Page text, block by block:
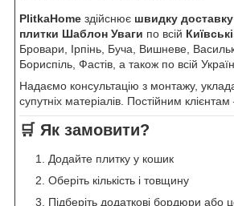
PlitkaHome здійснює швидку доставку
плитки Шаблон Уваги по всій
Бровари, Ірпінь, Буча, Вишневе,
Бориспіль, Фастів, а також по всій
Надаємо консультацію з монтажу,
супутніх матеріалів. Постійним клієнтам
🛒 Як замовити?
Додайте плитку у кошик
Оберіть кількість і товщину
Підберіть додаткові бордюри або